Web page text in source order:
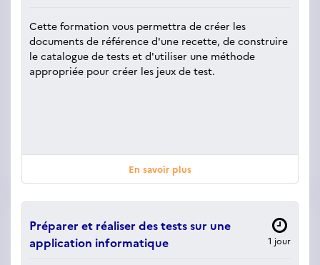
Cette formation vous permettra de créer les
documents de référence d'une recette, de construire
le catalogue de tests et d'utiliser une méthode
appropriée pour créer les jeux de test.
En savoir plus
1 jour
Préparer et réaliser des tests sur une
application informatique